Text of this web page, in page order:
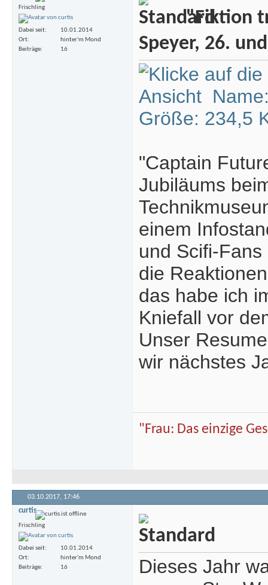
Frischling
Dabei seit
10.01.2014
Ort
hinter'm Mond
Beiträge
16
"Fiktion
Speyer, 26.
"Captain
Jubiläums
einem
und Scifi-
die
das habe ich
Kniefall vor
Unser
wir nächstes
"Frau: Das einzige
03.10.2017, 17:46
curtis
Frischling
Dabei seit
10.01.2014
Ort
hinter'm Mond
Beiträge
16
Dieses Jahr